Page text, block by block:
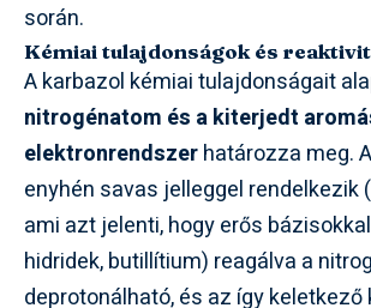
során.
Kémiai tulajdonságok és
A karbazol kémiai tulajdonságait
nitrogénatom és a kiterjedt
elektronrendszerhatározza meg.
enyhén savas jelleggel rendelkezik
ami azt jelenti, hogy erős
hidridek, butillítium) reagálva a
deprotonálható, és az így keletkező